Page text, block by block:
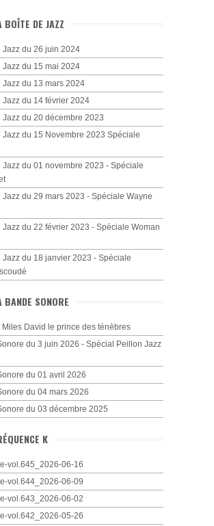
BOÎTE DE JAZZ
Jazz du 26 juin 2024
Jazz du 15 mai 2024
Jazz du 13 mars 2024
Jazz du 14 février 2024
Jazz du 20 décembre 2023
Jazz du 15 Novembre 2023 Spéciale
Jazz du 01 novembre 2023 - Spéciale
Jazz du 29 mars 2023 - Spéciale Wayne
Jazz du 22 février 2023 - Spéciale Woman
Jazz du 18 janvier 2023 - Spéciale
BANDE SONORE
David le prince des ténèbres
du 3 juin 2026 - Spécial Peillon Jazz
du 01 avril 2026
du 04 mars 2026
du 03 décembre 2025
K
vol.645_2026-06-16
vol.644_2026-06-09
vol.643_2026-06-02
vol.642_2026-05-26